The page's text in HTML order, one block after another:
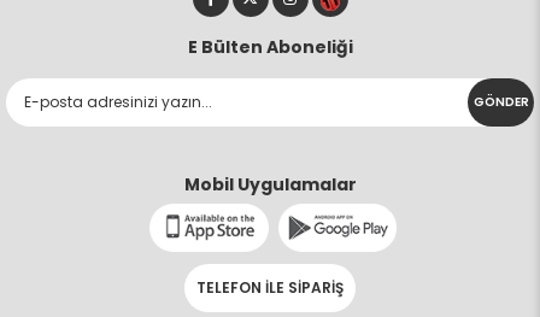
E Bülten Aboneliği
GÖNDER
Mobil Uygulamalar
TELEFON İLE SİPARİŞ